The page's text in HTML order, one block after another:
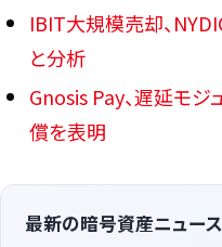
IBIT大規模売却、
と分析
Gnosis Pay、遅延モ
償を表明
最新の暗号資産ニュー